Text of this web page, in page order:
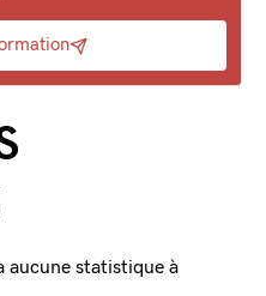
aucune statistique à